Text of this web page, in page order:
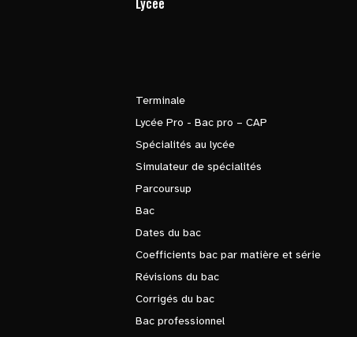
Terminale
Lycée Pro - Bac pro – CAP
Spécialités au lycée
Simulateur de spécialités
Parcoursup
Bac
Dates du bac
Coefficients bac par matière et série
Révisions du bac
Corrigés du bac
Bac professionnel